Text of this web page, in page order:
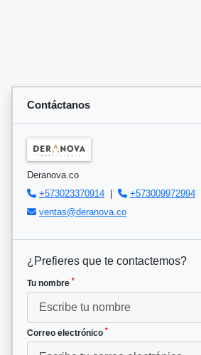
Contáctanos
Deranova.co
+573023370914 |
+573009972994
ventas@deranova.co
¿Prefieres que te contactemos?
Tu nombre *
Correo electrónico *